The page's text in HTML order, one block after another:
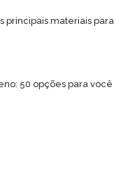
principais materiais para
50 opções para você